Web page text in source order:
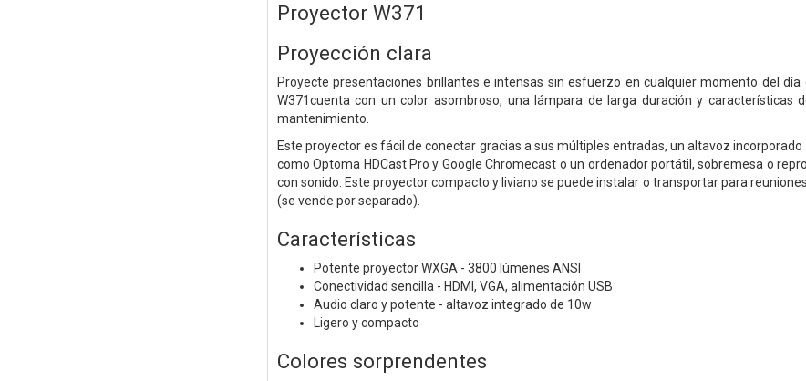
Proyector W371
Proyección clara
Proyecte presentaciones brillantes e intensas sin esfuerzo en cualquier momento del día
W371cuenta con un color asombroso, una lámpara de larga duración y características
mantenimiento.
Este proyector es fácil de conectar gracias a sus múltiples entradas, un altavoz
como Optoma HDCast Pro y Google Chromecast o un ordenador portátil, sobremesa o
con sonido. Este proyector compacto y liviano se puede instalar o transportar para
(se vende por separado).
Características
Potente proyector WXGA - 3800 lúmenes ANSI
Conectividad sencilla - HDMI, VGA, alimentación USB
Audio claro y potente - altavoz integrado de 10w
Ligero y compacto
Colores sorprendentes